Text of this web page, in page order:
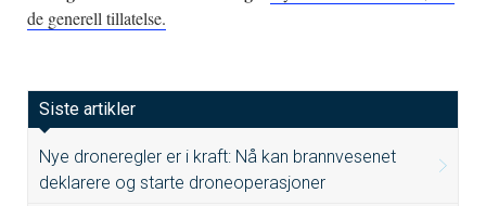
de generell tillatelse.
Siste artikler
Nye droneregler er i kraft: Nå kan brannvesenet
deklarere og starte droneoperasjoner